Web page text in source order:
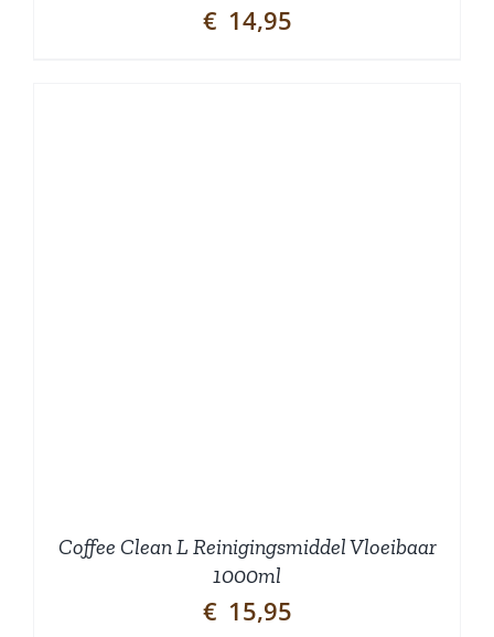
€ 14,95
Coffee Clean L Reinigingsmiddel Vloeibaar
1000ml
€ 15,95